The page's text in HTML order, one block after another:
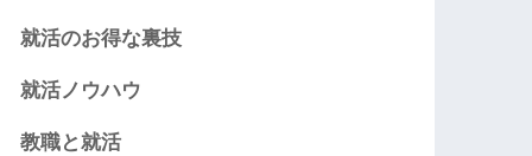
就活のお得な裏技
就活ノウハウ
教職と就活